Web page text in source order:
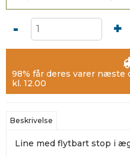
- +
98% får deres varer næste
kl. 12.00
Beskrivelse
Line med flytbart stop i